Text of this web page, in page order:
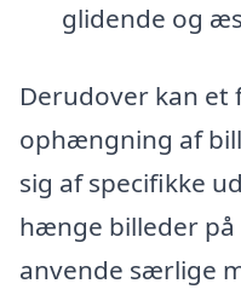
glidende og
Derudover kan et
ophængning af
sig af specifikke
hænge billeder
anvende særlige